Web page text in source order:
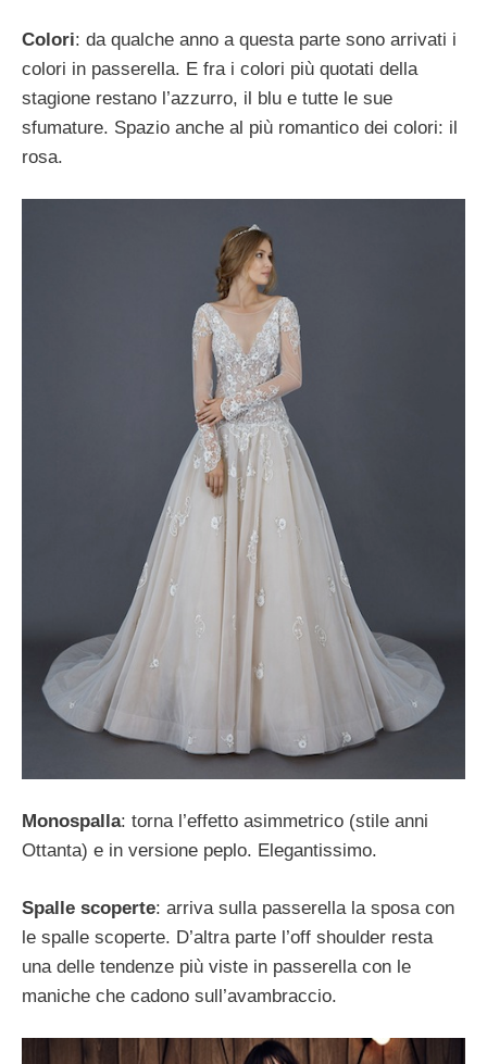
Colori: da qualche anno a questa parte sono arrivati i
colori in passerella. E fra i colori più quotati della
stagione restano l’azzurro, il blu e tutte le sue
sfumature. Spazio anche al più romantico dei colori: il
rosa.
Monospalla: torna l’effetto asimmetrico (stile anni
Ottanta) e in versione peplo. Elegantissimo.
Spalle scoperte: arriva sulla passerella la sposa con
le spalle scoperte. D’altra parte l’off shoulder resta
una delle tendenze più viste in passerella con le
maniche che cadono sull’avambraccio.